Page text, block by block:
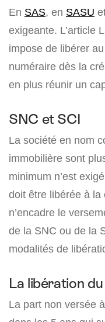
En SAS, en SASU
exigeante. L’article
impose de libérer
numéraire dès la
en plus réunir un
SNC et SCI
La société en nom
immobilière sont
minimum n’est
doit être libérée à la
n’encadre le
de la SNC ou de la
modalités de
La libération
La part non versée